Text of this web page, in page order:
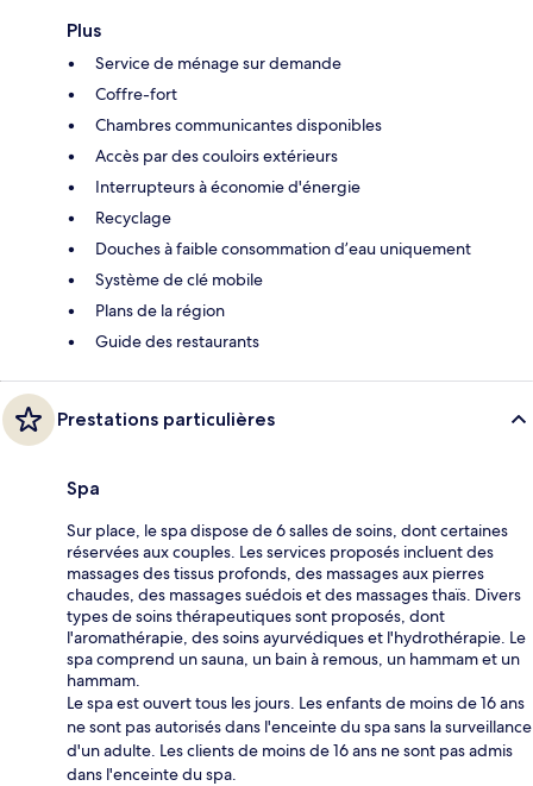
Plus
Service de ménage sur demande
Coffre-fort
Chambres communicantes disponibles
Accès par des couloirs extérieurs
Interrupteurs à économie d'énergie
Recyclage
Douches à faible consommation d’eau uniquement
Système de clé mobile
Plans de la région
Guide des restaurants
Prestations particulières
Spa
Sur place, le spa dispose de 6 salles de soins, dont certaines
réservées aux couples. Les services proposés incluent des
massages des tissus profonds, des massages aux pierres
chaudes, des massages suédois et des massages thaïs. Divers
types de soins thérapeutiques sont proposés, dont
l'aromathérapie, des soins ayurvédiques et l'hydrothérapie. Le
spa comprend un sauna, un bain à remous, un hammam et un
hammam.
Le spa est ouvert tous les jours. Les enfants de moins de 16 ans
ne sont pas autorisés dans l'enceinte du spa sans la surveillance
d'un adulte. Les clients de moins de 16 ans ne sont pas admis
dans l'enceinte du spa.